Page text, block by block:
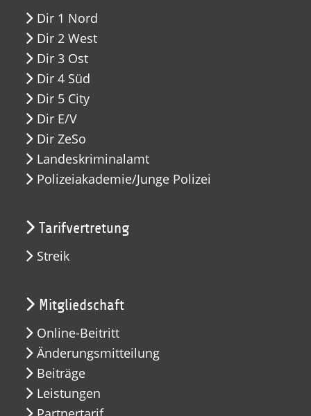
Dir 1 Nord
Dir 2 West
Dir 3 Ost
Dir 4 Süd
Dir 5 City
Dir E/V
Dir ZeSo
Landeskriminalamt
Polizeiakademie/Junge Polizei
Tarifvertretung
Streik
Mitgliedschaft
Online-Beitritt
Änderungsmitteilung
Beiträge
Leistungen